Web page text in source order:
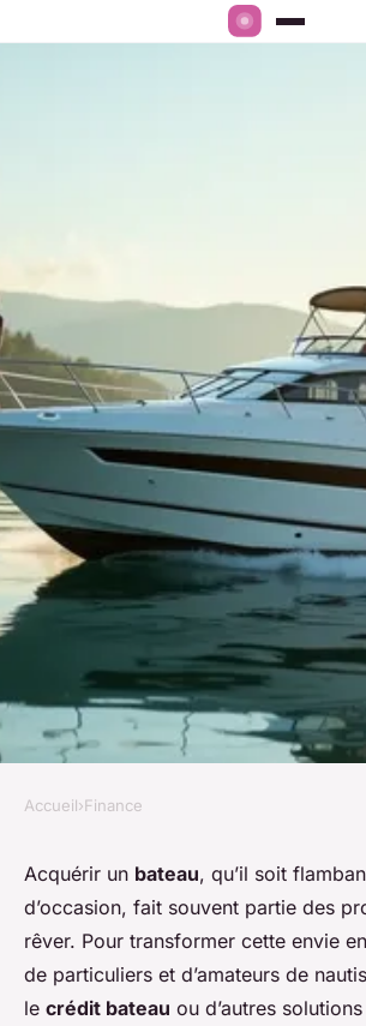
Crédit bateau :
financer l'achat d'un
rêve ?
Charles•24 janvier 2026•5 min de lecture
Accueil›Finance
Acquérir un bateau, qu’il soit
d’occasion, fait souvent partie des
rêver. Pour transformer cette envie
de particuliers et d’amateurs de
le crédit bateau ou d’autres